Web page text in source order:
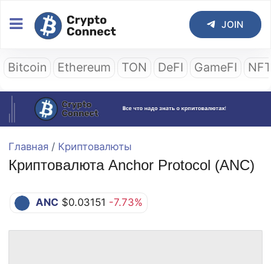
JOIN
Bitcoin Ethereum TON DeFI GameFI
Главная / Криптовалюты
Криптовалюта Anchor Protocol (ANC)
ANC $0.03151 -7.73%